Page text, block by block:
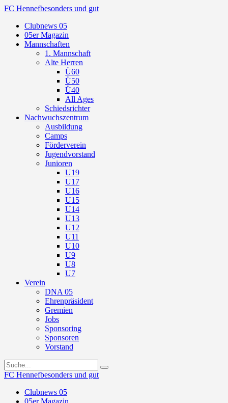
FC Hennefbesonders und gut
Clubnews 05
05er Magazin
Mannschaften
1. Mannschaft
Alte Herren
Ü60
Ü50
Ü40
All Ages
Schiedsrichter
Nachwuchszentrum
Ausbildung
Camps
Förderverein
Jugendvorstand
Junioren
U19
U17
U16
U15
U14
U13
U12
U11
U10
U9
U8
U7
Verein
DNA 05
Ehrenpräsident
Gremien
Jobs
Sponsoring
Sponsoren
Vorstand
FC Hennefbesonders und gut
Clubnews 05
05er Magazin